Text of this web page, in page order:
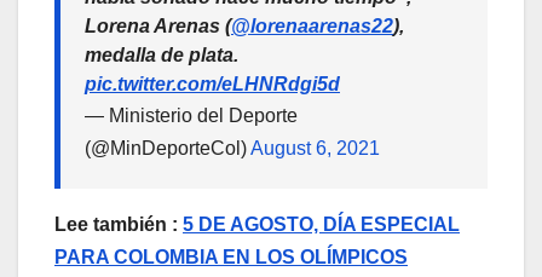
Lorena Arenas (@lorenaarenas22),
medalla de plata.
pic.twitter.com/eLHNRdgi5d
— Ministerio del Deporte
(@MinDeporteCol)August 6, 2021
Lee también : 5 DE AGOSTO, DÍA ESPECIAL
PARA COLOMBIA EN LOS OLÍMPICOS